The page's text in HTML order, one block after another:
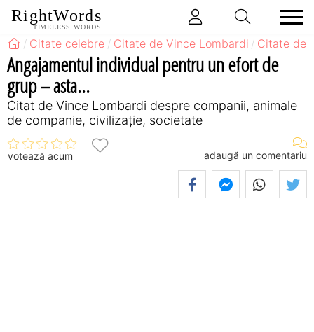
RightWords
TIMELESS WORDS
Citate celebre Citate de Vince Lombardi Citate de
Angajamentul individual pentru un efort de
grup – asta...
Citat de Vince Lombardi despre companii, animale
de companie, civilizație, societate
votează acum adaugă un comentariu